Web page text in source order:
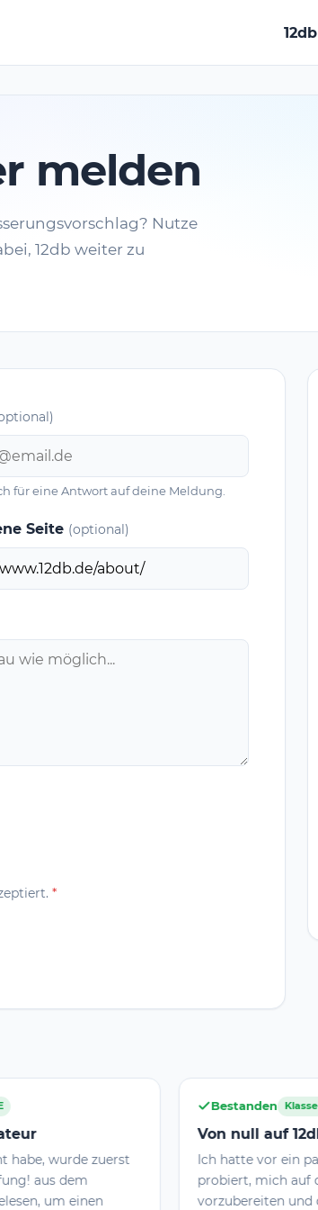
12db
melden
Nutze
12db weiter zu
für eine Antwort auf deine Meldung.
Seite (optional)
*
Von null auf 12db in die E-Klasse
Ich hatte vor ein paar Jahren schon mal
probiert, mich auf die Prüfung
vorzubereiten und dabei die klassischen